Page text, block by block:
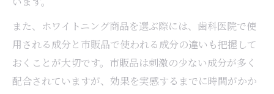
また、ホワイトニング商品を選ぶ際には、歯科医院で使
用される成分と市販品で使われる成分の違いも把握して
おくことが大切です。市販品は刺激の少ない成分が多く
配合されていますが、効果を実感するまでに時間がかか